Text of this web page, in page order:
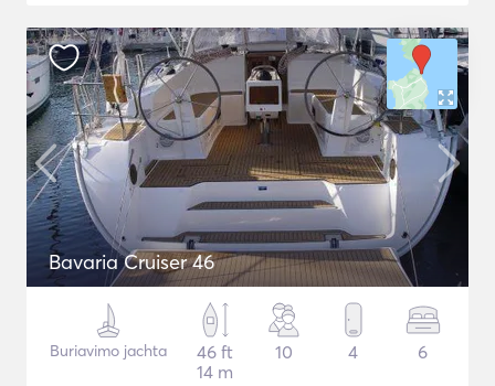
Bavaria Cruiser 46
Buriavimo jachta
46 ft
14 m
10 4 6